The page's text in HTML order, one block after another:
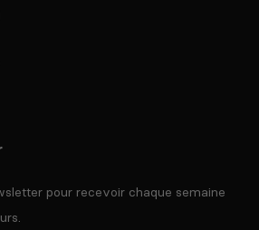
pour recevoir chaque semaine